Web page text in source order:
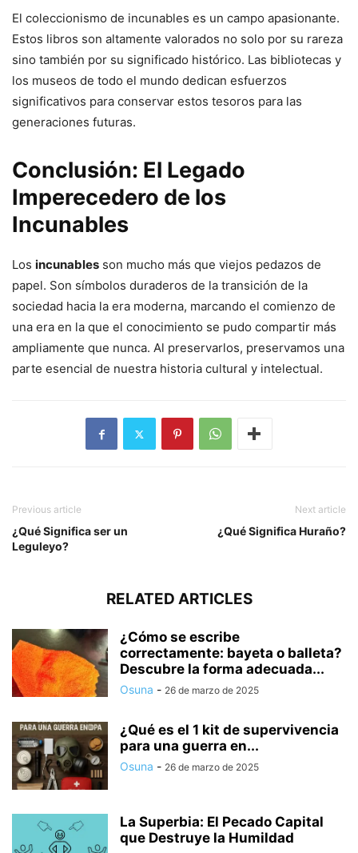
El coleccionismo de incunables es un campo apasionante.
Estos libros son altamente valorados no solo por su rareza
sino también por su significado histórico. Las bibliotecas y
los museos de todo el mundo dedican esfuerzos
significativos para conservar estos tesoros para las
generaciones futuras.
Conclusión: El Legado
Imperecedero de los
Incunables
Los incunables son mucho más que viejos pedazos de
papel. Son símbolos duraderos de la transición de la
sociedad hacia la era moderna, marcando el comienzo de
una era en la que el conocimiento se pudo compartir más
ampliamente que nunca. Al preservarlos, preservamos una
parte esencial de nuestra historia cultural y intelectual.
Previous article
¿Qué Significa ser un
Leguleyo?
Next article
¿Qué Significa Huraño?
RELATED ARTICLES
¿Cómo se escribe
correctamente: bayeta o balleta?
Descubre la forma adecuada...
Osuna - 26 de marzo de 2025
¿Qué es el 1 kit de supervivencia
para una guerra en...
Osuna - 26 de marzo de 2025
La Superbia: El Pecado Capital
que Destruye la Humildad